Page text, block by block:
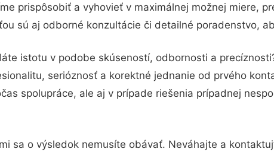
prispôsobiť a vyhovieť v maximálnej možnej miere,
sú aj odborné konzultácie či detailné poradenstvo,
istotu v podobe skúseností, odbornosti a
serióznosť a korektné jednanie od prvého
spolupráce, ale aj v prípade riešenia prípadnej
sa o výsledok nemusíte obávať. Neváhajte a